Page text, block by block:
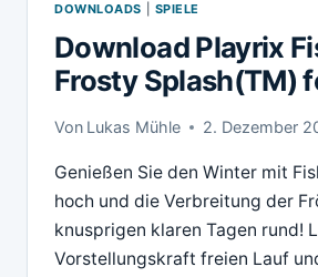
DOWNLOADS SPIELE
Download Playrix
Frosty Splash(TM)
Von Lukas Mühle 2. Dezember
Genießen Sie den Winter mit
hoch und die Verbreitung der
knusprigen klaren Tagen rund!
Vorstellungskraft freien Lauf